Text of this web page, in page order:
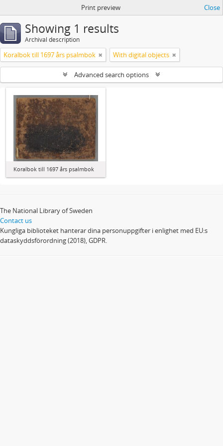
Print preview Close
Showing 1 results
Archival description
Koralbok till 1697 års psalmbok With digital objects
Advanced search options
Koralbok till 1697 års psalmbok
The National Library of Sweden
Contact us
Kungliga biblioteket hanterar dina personuppgifter i enlighet med EU:s
dataskyddsförordning (2018), GDPR.